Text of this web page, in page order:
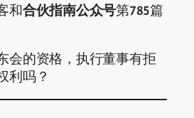
和合伙指南公众号第785篇
会的资格，执行董事有拒
利吗？